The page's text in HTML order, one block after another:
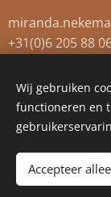
+31(0)6 205 88
Wij gebruiken
functioneren en
Accepteer